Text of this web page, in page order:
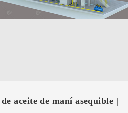
aceite de maní asequible |